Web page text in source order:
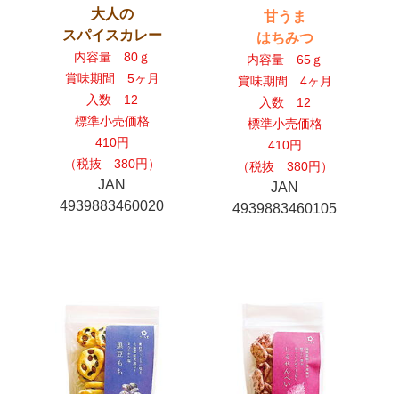
大人の
スパイスカレー
内容量 80ｇ
賞味期間 5ヶ月
入数 12
標準小売価格
410円
（税抜 380円）
JAN
4939883460020
甘うま
はちみつ
内容量 65ｇ
賞味期間 4ヶ月
入数 12
標準小売価格
410円
（税抜 380円）
JAN
4939883460105